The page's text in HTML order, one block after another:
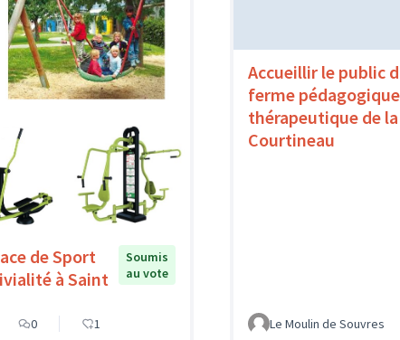
de Sport
à Saint
Soumis
au vote
0 1
Accueillir le public
ferme
thérapeutique de
Courtineau
Le Moulin de Souvres